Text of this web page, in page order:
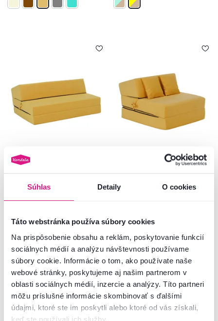
Súhlas Detaily O cookies
Táto webstránka používa súbory cookies
Na prispôsobenie obsahu a reklám, poskytovanie funkcií
sociálnych médií a analýzu návštevnosti používame
súbory cookie. Informácie o tom, ako používate naše
webové stránky, poskytujeme aj našim partnerom v
oblasti sociálnych médií, inzercie a analýzy. Títo partneri
môžu príslušné informácie skombinovať s ďalšími
údajmi, ktoré ste im poskytli alebo ktoré od vás získali,
keď ste používali ich služby.
4,9
Skladací matrac/kreslo, 2v1, žltá,
179 €
11 Farba - detailná
Skladací matrac/kreslo, 2v1, žltá,
11 Farba - detailná
Akcia Novinka Zadarmo
Akcia
Posledné kusy